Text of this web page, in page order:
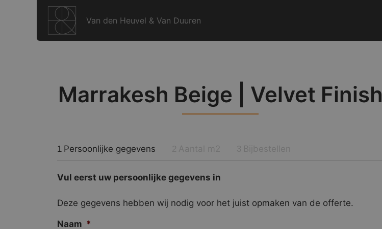
Van den Heuvel & Van Duuren
Marrakesh Beige | Velvet Finish
1 Persoonlijke gegevens
Vul eerst uw persoonlijke gegevens in
Deze gegevens hebben wij nodig voor het juist opmaken van de offerte.
Naam *